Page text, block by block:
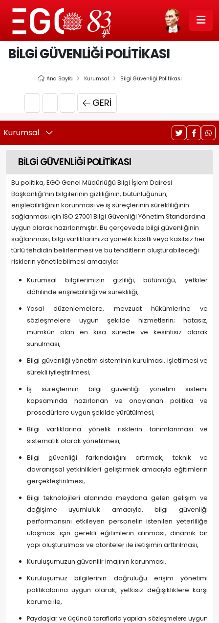
BİLGİ GÜVENLİĞİ POLİTİKASI
Ana Sayfa Kurumsal Bilgi Güvenliği Politikası
GERI
Kurumsal
BİLGİ GÜVENLİĞİ POLİTİKASI
Bu politika, EGO Genel Müdürlüğü Bilgi İşlem Dairesi
Başkanlığı’nın bilgilerinin gizliliğinin, bütünlüğünün,
erişilebilirliğinin korunması ve iş süreçlerinin sürekliliğinin
sağlanması için ISO 27001 Bilgi Güvenliği Yönetim Standardına
uygun olarak hazırlanmıştır. Bu çerçevede bilgi güvenliğinin
sağlanması, bilgi varlıklarımıza yönelik kasıtlı veya kasıtsız her
türlü tehdidin belirlenmesi ve bu tehditlerin oluşturabileceği
risklerin yönetilebilmesi amacıyla;
Kurumsal bilgilerimizin gizliliği, bütünlüğü, yetkiler
dâhilinde erişilebilirliği ve sürekliliği,
Yasal düzenlemelere, mevzuat hükümlerine ve
sözleşmelere uygun şekilde hizmetlerin; hatasız,
mümkün olan en kısa sürede ve kesintisiz olarak
sunulması,
Bilgi güvenliği yönetim sisteminin kurulması, işletilmesi ve
sürekli iyileştirilmesi,
İş süreçlerinin bilgi güvenliği yönetim sistemi
kapsamında hazırlanan ve onaylanan politika ve
prosedürlere uygun şekilde yürütülmesi,
Bilgi varlıklarına yönelik risklerin tanımlanması ve
sistematik olarak yönetilmesi,
Bilgi güvenliği farkındalığını artırmak, teknik ve
davranışsal yetkinlikleri geliştirmek amacıyla eğitimlerin
gerçekleştirilmesi,
Bilgi teknolojileri alanında meydana gelen gelişim ve
değişime uyumluluk amacıyla, bilgi güvenliği
performansını etkileyen personelin istenilen yeterliliğe
ulaşması için gerekli eğitimlerin alınması, dinamik bir
yapı oluşturulması ve otoriteler ile iletişimin arttırılması,
Kuruluşumuzun güvenilir imajının korunması,
Kuruluşumuz bilgilerinin doğruluğu erişim yönetimi
politikalarına uygun olarak, yetkisiz değişikliklere karşı
koruma ile,
Paydaşlar ve üçüncü taraflarla yapılan sözleşmelere uygun